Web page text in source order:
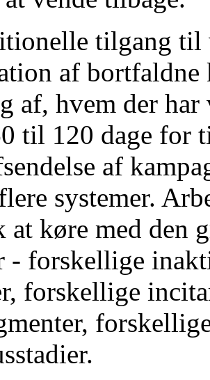
tilgang
af bortfaldne
af, hvem der
til 120 dage for
af
systemer.
at køre med den
- forskellige
forskellige